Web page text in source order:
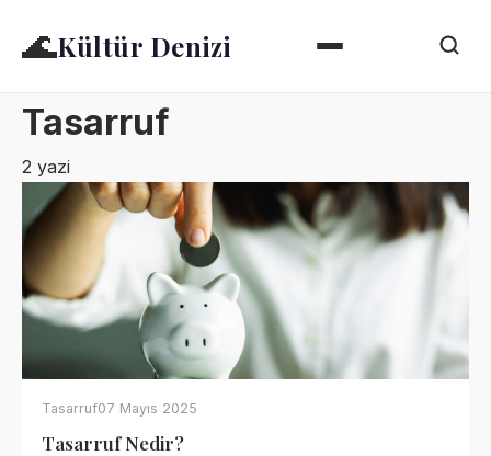
🌊Kültür Denizi
Tasarruf
2 yazi
Tasarruf07 Mayıs 2025
Tasarruf Nedir?